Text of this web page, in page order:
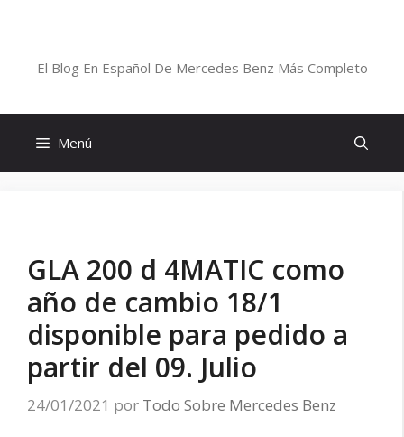
El Blog En Español De Mercedes Benz Más Completo
Menú
GLA 200 d 4MATIC como
año de cambio 18/1
disponible para pedido a
partir del 09. Julio
24/01/2021 por Todo Sobre Mercedes Benz